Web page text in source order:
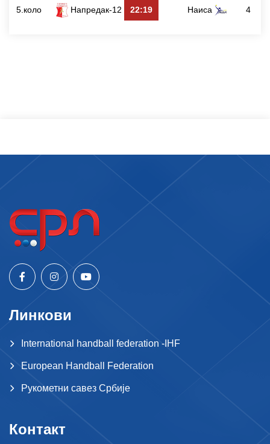
5.коло Напредак-12 22:19 Наиса 4
Линкови
International handball federation -IHF
European Handball Federation
Рукометни савез Србије
Контакт